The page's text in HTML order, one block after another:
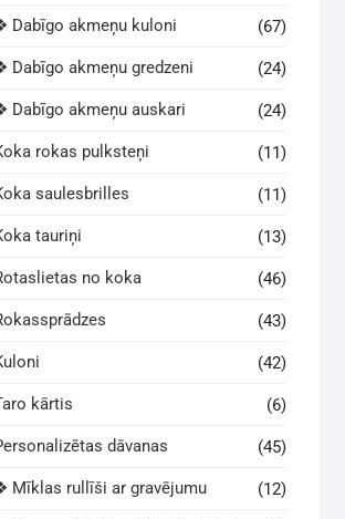
Dabīgo akmeņu kuloni (67)
Dabīgo akmeņu gredzeni (24)
Dabīgo akmeņu auskari (24)
rokas pulksteņi (11)
saulesbrilles (11)
tauriņi (13)
no koka (46)
(43)
(42)
kārtis (6)
dāvanas (45)
Mīklas rullīši ar gravējumu (12)